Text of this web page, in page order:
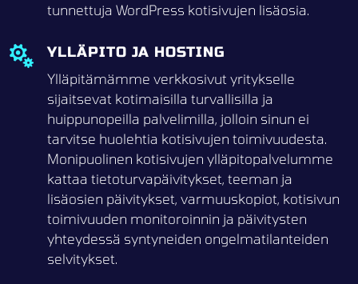
tunnettuja WordPress kotisivujen lisäosia.
 YLLÄPITO JA HOSTING
Ylläpitämämme verkkosivut yritykselle
sijaitsevat kotimaisilla turvallisilla ja
huippunopeilla palvelimilla, jolloin sinun ei
tarvitse huolehtia kotisivujen toimivuudesta.
Monipuolinen kotisivujen ylläpitopalvelumme
kattaa tietoturvapäivitykset, teeman ja
lisäosien päivitykset, varmuuskopiot, kotisivun
toimivuuden monitoroinnin ja päivitysten
yhteydessä syntyneiden ongelmatilanteiden
selvitykset.